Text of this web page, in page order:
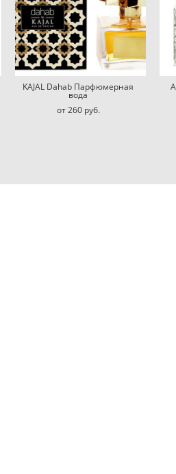
KAJAL Dahab Парфюмерная
вода
от 260 pуб.